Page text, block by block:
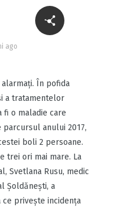
ago
În pofida
a tratamentelor
fi o maladie care
anului 2017,
boli 2 persoane.
trei ori mai mare. La
Svetlana Rusu, medic
Şoldăneşti, a
ce priveşte incidenţa